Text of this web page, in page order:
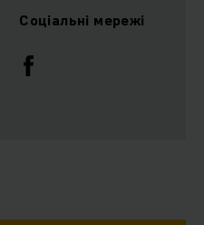
Соціальні мережі